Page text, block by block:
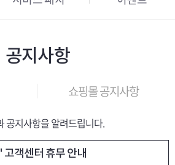
공지사항
쇼핑몰 공지사항
공지사항을 알려드립니다.
객센터 휴무 안내